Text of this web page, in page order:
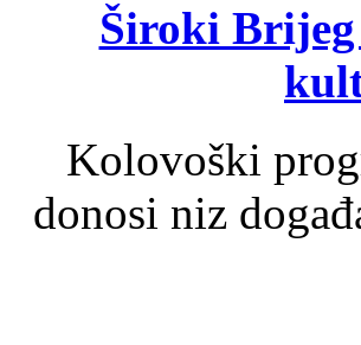
Široki
Kolovoški
donosi niz